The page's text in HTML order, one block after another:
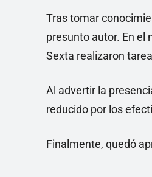
Tras tomar
presunto autor. En el
Sexta realizaron
Al advertir la
reducido por los
Finalmente, quedó